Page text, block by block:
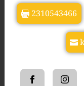
2310543466